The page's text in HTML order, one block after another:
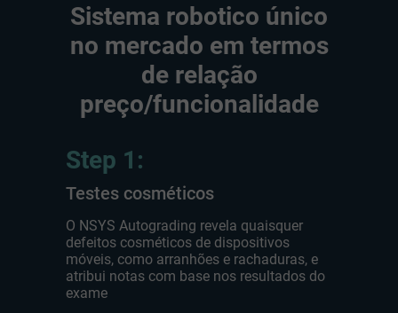
Sistema robotico único
no mercado em termos
de relação
preço/funcionalidade
Step 1:
Testes cosméticos
O NSYS Autograding revela quaisquer
defeitos cosméticos de dispositivos
móveis, como arranhões e rachaduras, e
atribui notas com base nos resultados do
exame